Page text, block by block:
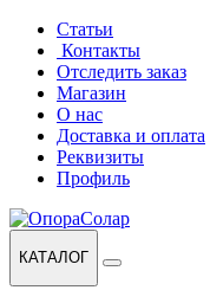
Перейти
навигации
Перейти
содержанию
Статьи
Контакты
Отследить заказ
Магазин
О нас
Доставка и оплата
Реквизиты
Профиль
КАТАЛОГ